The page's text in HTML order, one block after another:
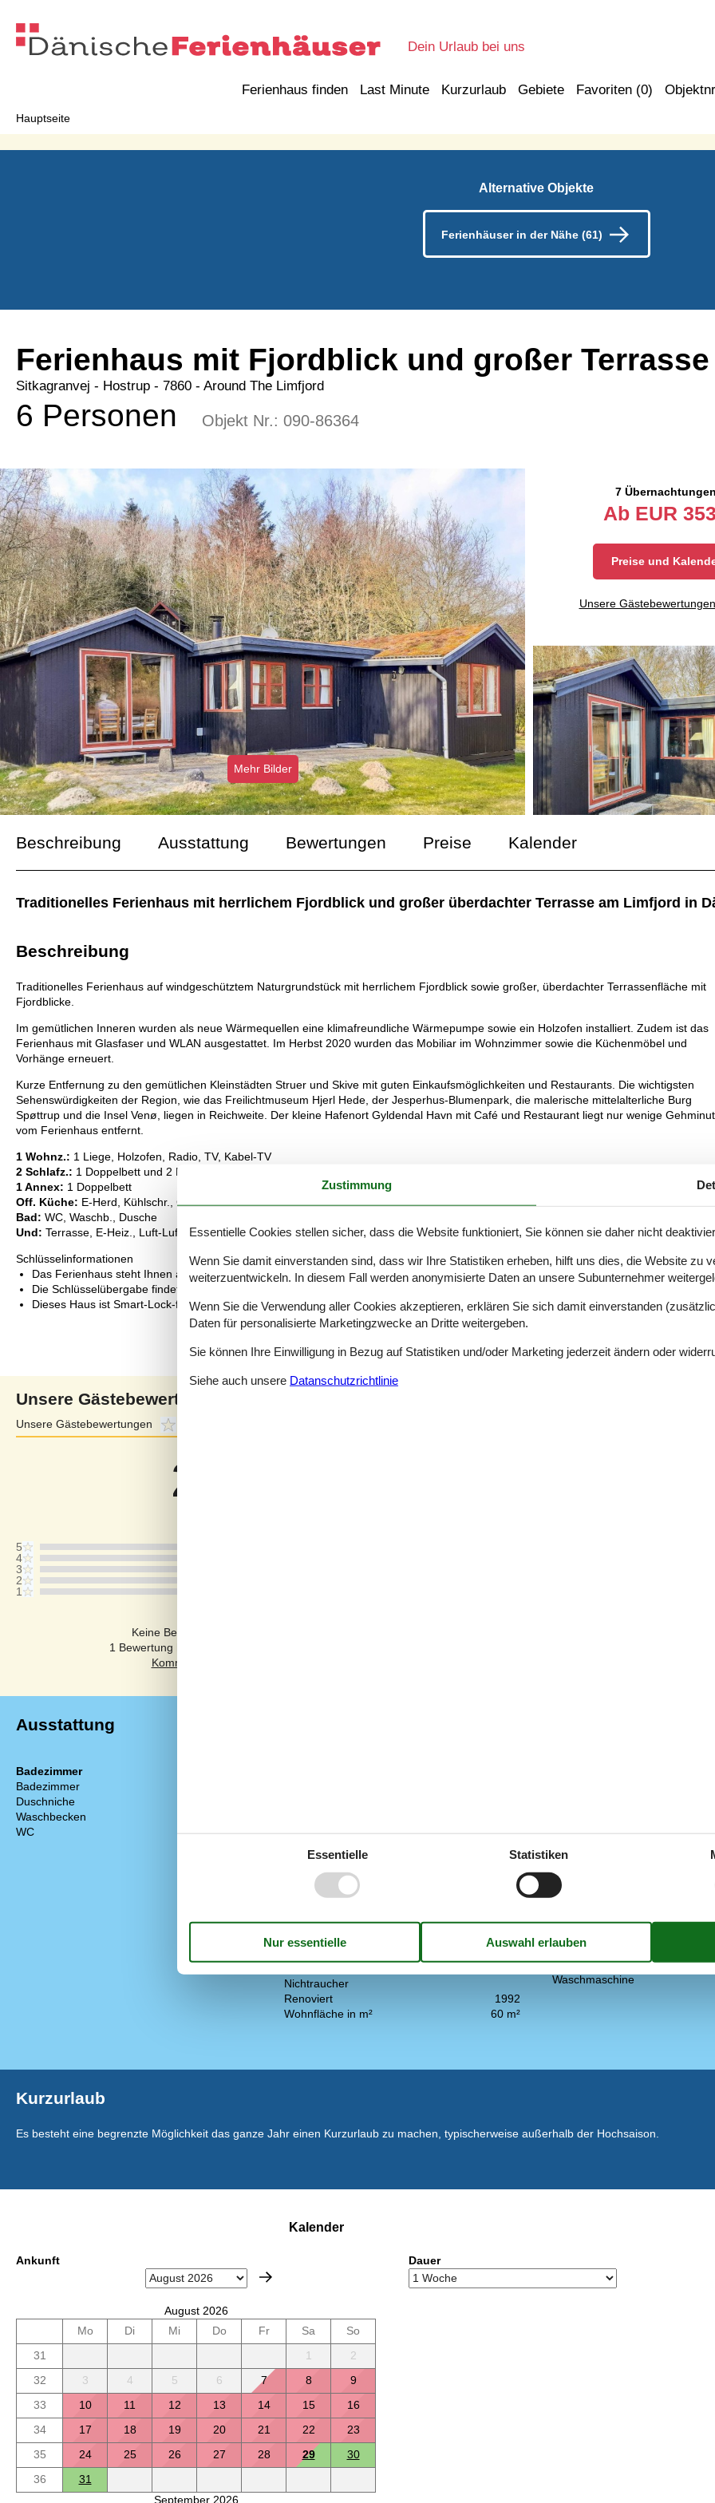
Dein Urlaub bei uns
Ferienhaus finden Last Minute Kurzurlaub Gebiete Favoriten (0)
Hauptseite
Alternative Objekte
Ferienhäuser in der Nähe (61)
Ferienhaus mit Fjordblick und großer Terrasse
Sitkagranvej - Hostrup - 7860 - Around The Limfjord
6 Personen Objekt Nr.: 090-86364
Mehr Bilder
7 Übernachtungen
Ab EUR
Preise und
Unsere Gästebewertungen
Beschreibung Ausstattung Bewertungen Preise Kalender
Traditionelles Ferienhaus mit herrlichem Fjordblick und großer überdachter Terrasse am Limfjord in
Beschreibung
Traditionelles Ferienhaus auf windgeschütztem Naturgrundstück mit herrlichem Fjordblick sowie großer, überdachter Terrassenfläche mit
Fjordblicke.
Im gemütlichen Inneren wurden als neue Wärmequellen eine klimafreundliche Wärmepumpe sowie ein Holzofen installiert. Zudem ist das
Ferienhaus mit Glasfaser und WLAN ausgestattet. Im Herbst 2020 wurden das Mobiliar im Wohnzimmer sowie die Küchenmöbel und
Vorhänge erneuert.
Kurze Entfernung zu den gemütlichen Kleinstädten Struer und Skive mit guten Einkaufsmöglichkeiten und Restaurants. Die wichtigsten
Sehenswürdigkeiten der Region, wie das Freilichtmuseum Hjerl Hede, der Jesperhus-Blumenpark, die malerische mittelalterliche Burg
Spøttrup und die Insel Venø, liegen in Reichweite. Der kleine Hafenort Gyldendal Havn mit Café und Restaurant liegt nur wenige
vom Ferienhaus entfernt.
1 Wohnz.: 1 Liege, Holzofen, Radio, TV, Kabel-TV
2 Schlafz.: 1 Doppelbett und 2 Kojen | 2 Kojen
1 Annex: 1 Doppelbett
Off. Küche: E-Herd, Kühlschr., Gefriertruhe 60-99 l., Kaffeem., Waschm.
Bad: WC, Waschb., Dusche
Und: Terrasse, E-Heiz., Luft-Luft-Wärmepumpe, Naturgrundst. 2500 m2 , gemütliche Möblierung, Meerblick/Seeblick, Nichtraucherhaus
Schlüsselinformationen
Das Ferienhaus steht Ihnen am Anreisetag ab 16:00 Uhr zur Verfügung.
Die Schlüsselübergabe findet am Haus statt.
Dieses Haus ist Smart-Lock-fähig
Unsere Gästebewertungen
Unsere Gästebewertungen
2,0
5
4
3
2
1
Keine Bewertungen haben Kommentare auf Deutsch
1 Bewertung hat einen Kommentar in einer anderen Sprache.
Ausstattung
Badezimmer
Badezimmer
Duschniche
Waschbecken
WC
Deutsche Kanäle
Fischerhaus
Geschlossene Terrasse
Haustier erlaubt
Internet
Kabelfernsehen
Nichtraucher
Renoviert
1992
Wohnfläche in m²
60 m²
Terrasse
Drinnen
Deutsche TV-Kanäle
Internetzugang
Kamin / Holzofen
Radio
TV
Waschmaschine
Kurzurlaub
Es besteht eine begrenzte Möglichkeit das ganze Jahr einen Kurzurlaub zu machen, typischerweise außerhalb der Hochsaison.
Kalender
Ankunft
August 2026
Mo
Di Mi Do Fr Sa
So
31
1
2
32
3 4 5 6 7 8
9
33
10 11 12 13 14 15
16
34
17 18 19 20 21 22
23
35
24 25 26 27 28 29
30
36
31
September 2026
Dauer
Zustimmung
Essentielle Cookies stellen sicher, dass die Website funktioniert, Sie können sie daher nicht
Wenn Sie damit einverstanden sind, dass wir Ihre Statistiken erheben, hilft uns dies, die Website zu
weiterzuentwickeln. In diesem Fall werden anonymisierte Daten an unsere Subunternehmer
Wenn Sie die Verwendung aller Cookies akzeptieren, erklären Sie sich damit einverstanden
Daten für personalisierte Marketingzwecke an Dritte weitergeben.
Sie können Ihre Einwilligung in Bezug auf Statistiken und/oder Marketing jederzeit ändern oder
Siehe auch unsere Datanschutzrichtlinie
Essentielle Statistiken